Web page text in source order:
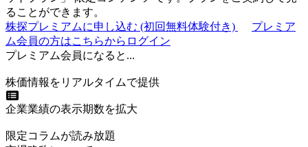
ることができます。
株探プレミアムに申し込む (初回無料体験付き)
プレミア
ム会員の方はこちらからログイン
プレミアム会員になると...
株価情報をリアルタイムで提供
企業業績の表示期数を拡大
限定コラムが読み放題